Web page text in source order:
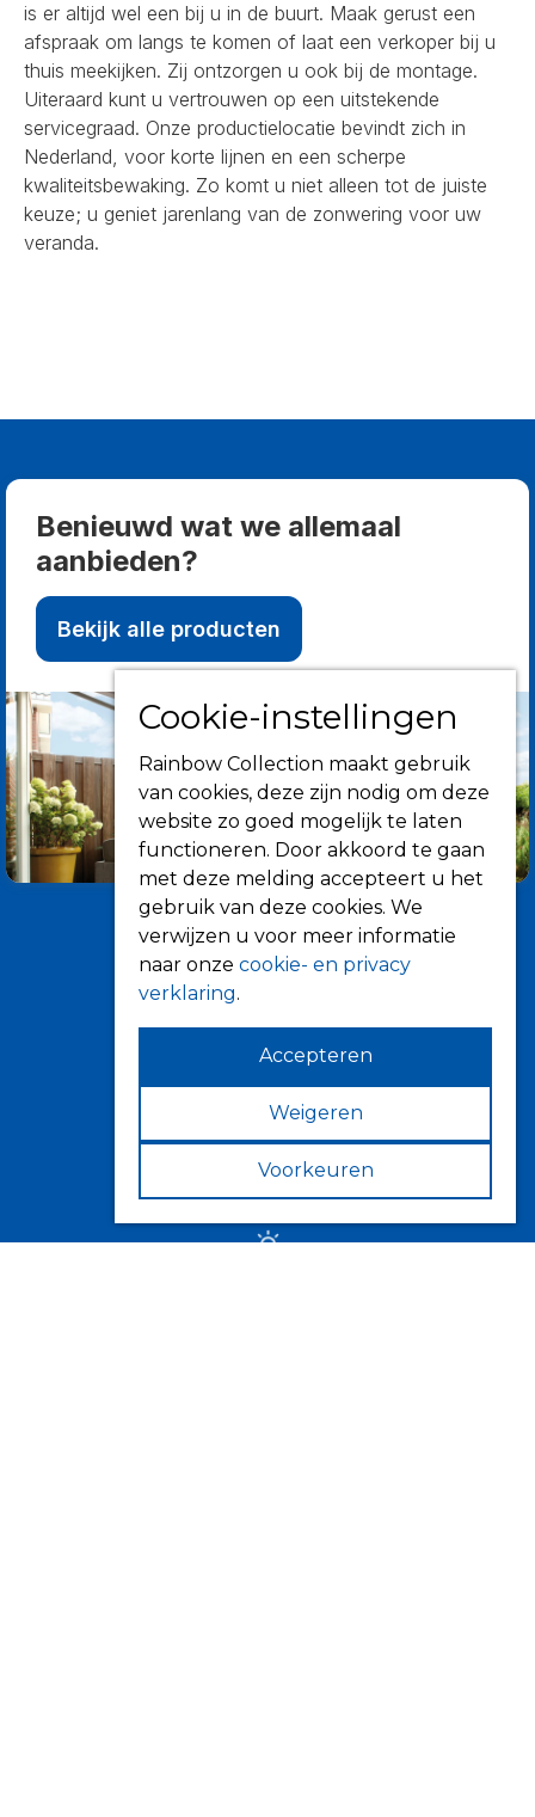
is er altijd wel een bij u in de buurt. Maak gerust een
afspraak om langs te komen of laat een verkoper bij u
thuis meekijken. Zij ontzorgen u ook bij de montage.
Uiteraard kunt u vertrouwen op een uitstekende
servicegraad. Onze productielocatie bevindt zich in
Nederland, voor korte lijnen en een scherpe
kwaliteitsbewaking. Zo komt u niet alleen tot de juiste
keuze; u geniet jarenlang van de zonwering voor uw
veranda.
Benieuwd wat we allemaal
aanbieden?
Bekijk alle producten
Informatie
Over ons
Tips
Verkooppunten
Cookie-instellingen
Rainbow Collection maakt gebruik
van cookies, deze zijn nodig om deze
website zo goed mogelijk te laten
functioneren. Door akkoord te gaan
met deze melding accepteert u het
gebruik van deze cookies. We
verwijzen u voor meer informatie
naar onze cookie- en privacy
verklaring.
Accepteren
Weigeren
Voorkeuren